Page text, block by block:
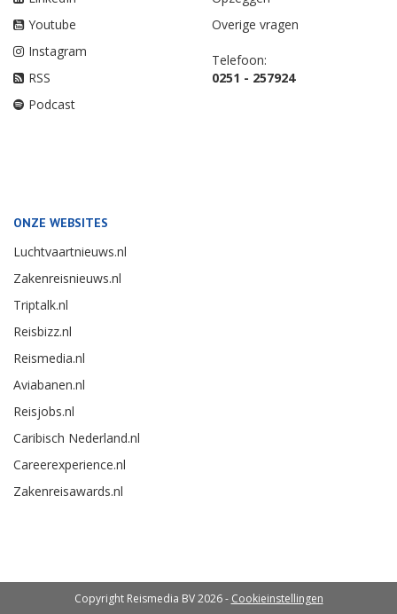
Youtube
Instagram
RSS
Podcast
Overige vragen
Telefoon:
0251 - 257924
ONZE WEBSITES
Luchtvaartnieuws.nl
Zakenreisnieuws.nl
Triptalk.nl
Reisbizz.nl
Reismedia.nl
Aviabanen.nl
Reisjobs.nl
Caribisch Nederland.nl
Careerexperience.nl
Zakenreisawards.nl
Copyright Reismedia BV 2026 - Cookieinstellingen